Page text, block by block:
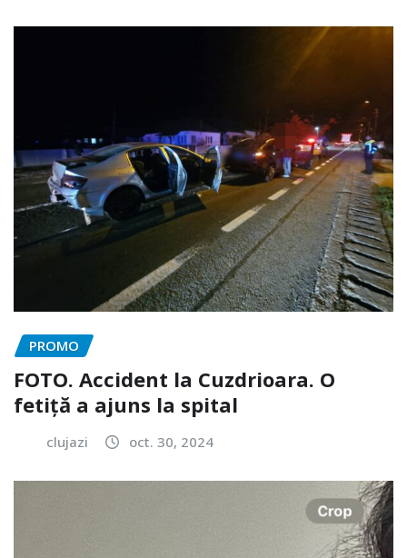
PROMO
FOTO. Accident la Cuzdrioara. O
fetiță a ajuns la spital
clujazi oct. 30, 2024